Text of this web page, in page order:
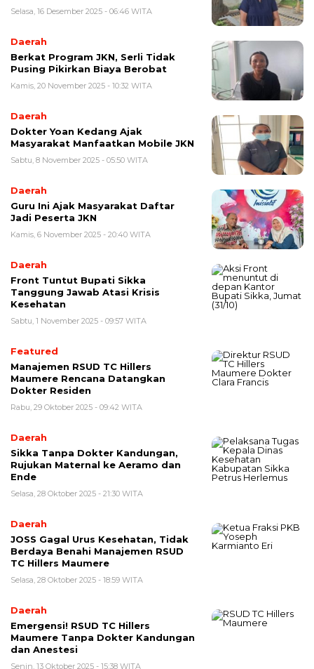
Selasa, 16 Desember 2025 - 06:46 WITA
Daerah
Berkat Program JKN, Serli Tidak
Pusing Pikirkan Biaya Berobat
Kamis, 20 November 2025 - 10:32 WITA
Daerah
Dokter Yoan Kedang Ajak
Masyarakat Manfaatkan Mobile JKN
Sabtu, 8 November 2025 - 05:50 WITA
Daerah
Guru Ini Ajak Masyarakat Daftar
Jadi Peserta JKN
Kamis, 6 November 2025 - 20:40 WITA
Daerah
Front Tuntut Bupati Sikka
Tanggung Jawab Atasi Krisis
Kesehatan
Sabtu, 1 November 2025 - 09:57 WITA
Featured
Manajemen RSUD TC Hillers
Maumere Rencana Datangkan
Dokter Residen
Rabu, 29 Oktober 2025 - 09:42 WITA
Daerah
Sikka Tanpa Dokter Kandungan,
Rujukan Maternal ke Aeramo dan
Ende
Selasa, 28 Oktober 2025 - 21:30 WITA
Daerah
JOSS Gagal Urus Kesehatan, Tidak
Berdaya Benahi Manajemen RSUD
TC Hillers Maumere
Selasa, 28 Oktober 2025 - 18:59 WITA
Daerah
Emergensi! RSUD TC Hillers
Maumere Tanpa Dokter Kandungan
dan Anestesi
Senin, 13 Oktober 2025 - 15:38 WITA